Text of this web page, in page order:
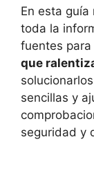
En esta
toda la
fuentes
que
sencillas y
seguridad y